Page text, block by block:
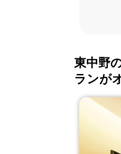
東中野
ランが